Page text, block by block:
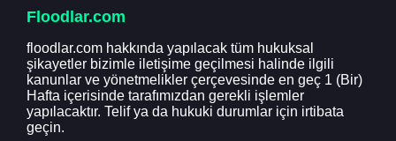
Floodlar.com
floodlar.com hakkında yapılacak tüm hukuksal
şikayetler bizimle iletişime geçilmesi halinde ilgili
kanunlar ve yönetmelikler çerçevesinde en geç 1 (Bir)
Hafta içerisinde tarafımızdan gerekli işlemler
yapılacaktır. Telif ya da hukuki durumlar için irtibata
geçin.